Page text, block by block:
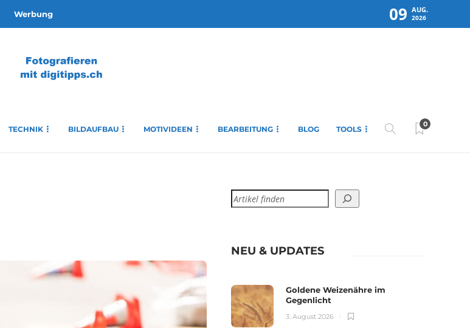
Werbung 09 AUG.
2026
TECHNIK BILDAUFBAU MOTIVIDEEN BEARBEITUNG BLOG TOOLS
0
NEU & UPDATES
Goldene Weizenähre im
Gegenlicht
3. August 2026